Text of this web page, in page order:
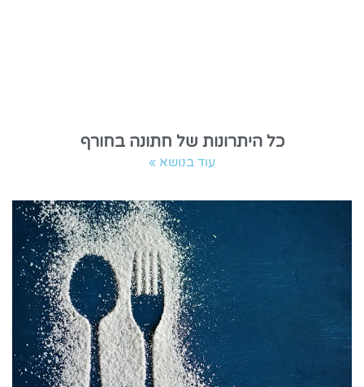
כל היתרונות של חתונה בחורף
עוד בנושא »